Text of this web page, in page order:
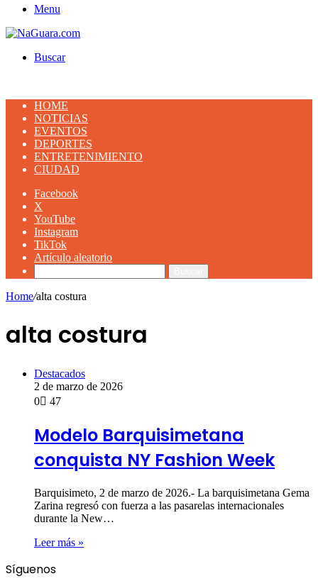
Menu
Buscar
HOME
NOTICIAS
EVENTOS
DEPORTES
ENTRETENIMIENTO
CIUDAD
Facebook
X
YouTube
Instagram
TikTok
Artículo aleatorio
Home/alta costura
alta costura
Destacados
2 de marzo de 2026
0
47
Modelo Barquisimetana
conquista NY Fashion Week
Barquisimeto, 2 de marzo de 2026.- La barquisimetana Gema
Zarina regresó con fuerza a las pasarelas internacionales
durante la New…
Leer más »
Síguenos